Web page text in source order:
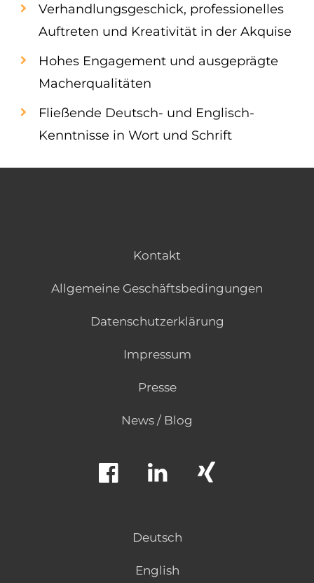
Verhandlungsgeschick, professionelles
Auftreten und Kreativität in der Akquise
Hohes Engagement und ausgeprägte
Macherqualitäten
Fließende Deutsch- und Englisch-
Kenntnisse in Wort und Schrift
Kontakt
Allgemeine Geschäftsbedingungen
Datenschutzerklärung
Impressum
Presse
News / Blog
Deutsch
English